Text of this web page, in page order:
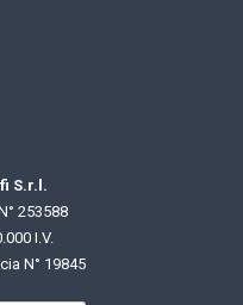
S.r.l.
253588
I.V.
N° 19845